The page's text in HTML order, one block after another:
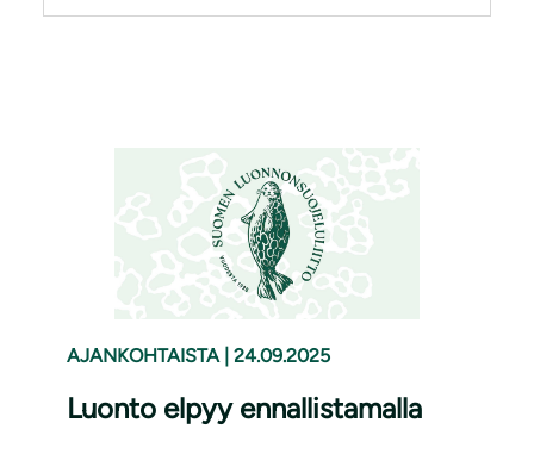
AJANKOHTAISTA 24.09.2025
Luonto elpyy ennallistamalla